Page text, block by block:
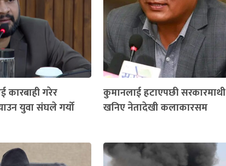
कारबाही गरेर
युवा संघले गर्यो
कुमानलाई हटाएपछी सरकारमाथी
खनिए नेतादेखी कलाकारसम